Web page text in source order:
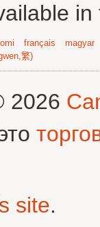
français
magyar
繁)
2026
site.